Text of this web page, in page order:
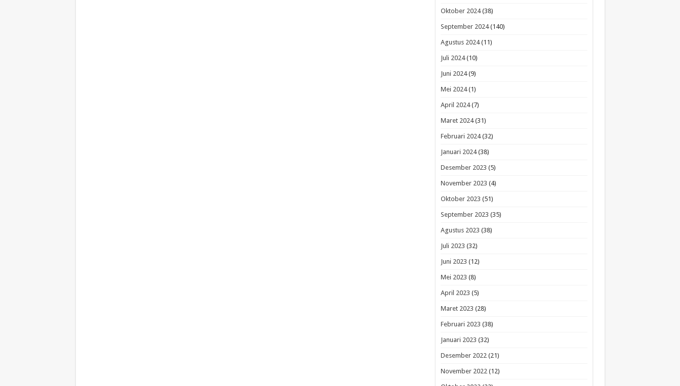
Oktober 2024(38)
September 2024(140)
Agustus 2024(11)
Juli 2024(10)
Juni 2024(9)
Mei 2024(1)
April 2024(7)
Maret 2024(31)
Februari 2024(32)
Januari 2024(38)
Desember 2023 (5)
November 2023 (4)
Oktober 2023 (51)
September 2023 (35)
Agustus 2023 (38)
Juli 2023 (32)
Juni 2023 (12)
Mei 2023 (8)
April 2023 (5)
Maret 2023 (28)
Februari 2023 (38)
Januari 2023 (32)
Desember 2022(21)
November 2022(12)